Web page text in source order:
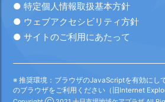
● 特定個人情報取扱基本方針
● ウェブアクセシビリティ方針
● サイトのご利用にあたって
※ 推奨環境：ブラウザのJavaScriptを有効にし
のブラウザをご利用ください（旧Internet